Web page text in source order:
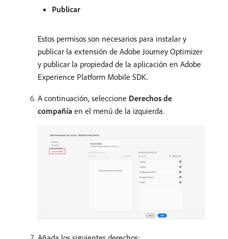
Publicar
Estos permisos son necesarios para instalar y
publicar la extensión de Adobe Journey Optimizer
y publicar la propiedad de la aplicación en Adobe
Experience Platform Mobile SDK.
A continuación, seleccione Derechos de
compañía en el menú de la izquierda.